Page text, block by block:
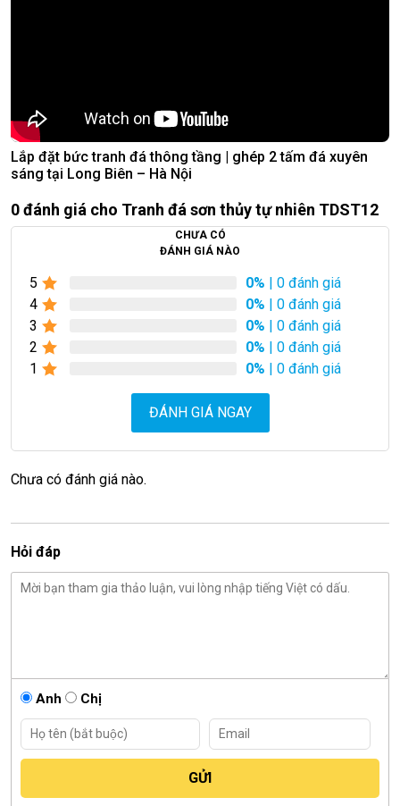
Lắp đặt bức tranh đá thông tầng | ghép 2 tấm đá xuyên
sáng tại Long Biên – Hà Nội
0 đánh giá cho Tranh đá sơn thủy tự nhiên TDST12
CHƯA CÓ
ĐÁNH GIÁ NÀO
5 0% | 0 đánh giá
4
0% | 0 đánh giá
3
0% | 0 đánh giá
2
0% | 0 đánh giá
1
0% | 0 đánh giá
ĐÁNH GIÁ NGAY
Chưa có đánh giá nào.
Hỏi đáp
Anh Chị